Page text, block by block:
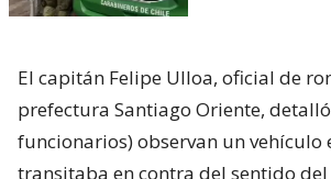
El capitán Felipe Ulloa, oficial de
prefectura Santiago Oriente,
funcionarios) observan un vehículo
transitaba en contra del sentido